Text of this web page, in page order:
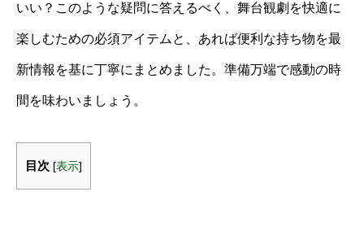
いい？このような疑問に答えるべく、舞台観劇を快適に
楽しむための必須アイテムと、あれば便利な持ち物を最
新情報を基に丁寧にまとめました。準備万端で感動の時
間を味わいましょう。
目次 [表示]